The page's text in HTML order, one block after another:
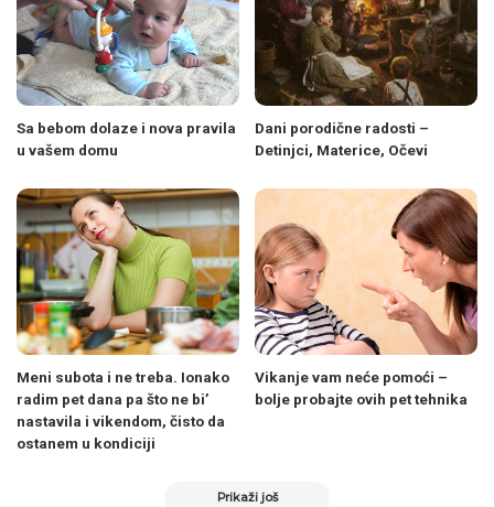
Sa bebom dolaze i nova pravila
u vašem domu
Dani porodične radosti –
Detinjci, Materice, Očevi
Meni subota i ne treba. Ionako
radim pet dana pa što ne bi’
nastavila i vikendom, čisto da
ostanem u kondiciji
Vikanje vam neće pomoći –
bolje probajte ovih pet tehnika
Prikaži još